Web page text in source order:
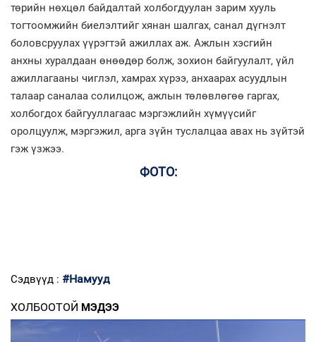
төрийн нөхцөл байдалтай холбогдуулан зарим хууль
тогтоомжийн биелэлтийг хянан шалгах, санал дүгнэлт
боловсруулах үүрэгтэй ажиллах аж. Ажлын хэсгийн
анхны хуралдаан өнөөдөр болж, зохион байгуулалт, үйл
ажиллагааны чиглэл, хамрах хүрээ, анхаарах асуудлын
талаар саналаа солилцож, ажлын төлөвлөгөө гаргах,
холбогдох байгууллагаас мэргэжлийн хүмүүсийг
оролцуулж, мэргэжил, арга зүйн туслалцаа авах нь зүйтэй
гэж үзжээ.
ФОТО:
Сэдвүүд : #Намууд
ХОЛБООТОЙ МЭДЭЭ